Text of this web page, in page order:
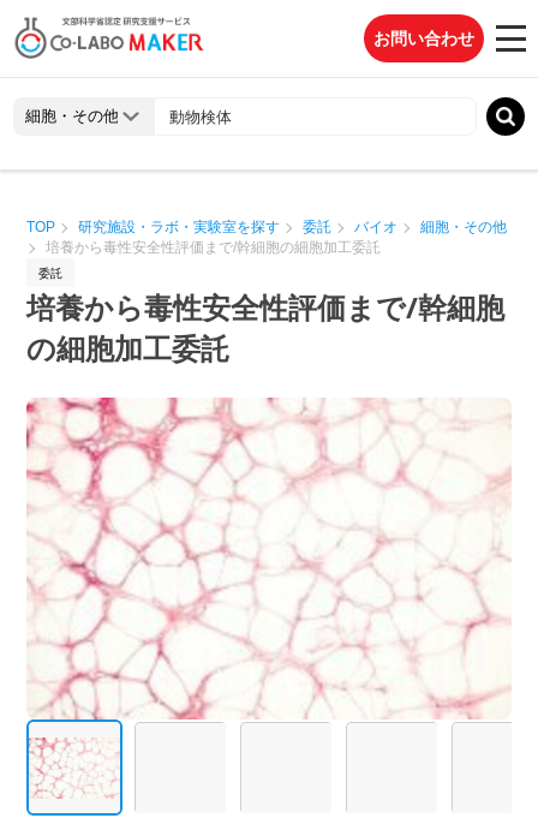
お問い合わせ
TOP 研究施設・ラボ・実験室を探す 委託 バイオ
細胞・その他
培養から毒性安全性評価まで/幹細胞の細胞加工委託
委託
培養から毒性安全性評価まで/幹細胞
の細胞加工委託